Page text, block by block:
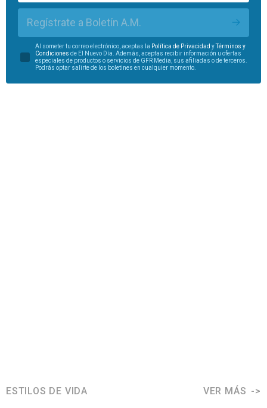
Regístrate a Boletín A.M.
Al someter tu correo electrónico, aceptas la Política de Privacidad yTérminos y
Condiciones de El Nuevo Día. Además, aceptas recibir información u ofertas
especiales de productos o servicios de GFR Media, sus afiliadas o de terceros.
Podrás optar salirte de los boletines en cualquier momento.
ESTILOS DE VIDA VER MÁS